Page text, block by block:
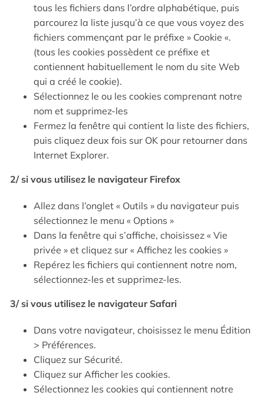
tous les fichiers dans l’ordre alphabétique, puis
parcourez la liste jusqu’à ce que vous voyez des
fichiers commençant par le préfixe » Cookie «.
(tous les cookies possèdent ce préfixe et
contiennent habituellement le nom du site Web
qui a créé le cookie).
Sélectionnez le ou les cookies comprenant notre
nom et supprimez-les
Fermez la fenêtre qui contient la liste des fichiers,
puis cliquez deux fois sur OK pour retourner dans
Internet Explorer.
2/ si vous utilisez le navigateur Firefox
Allez dans l’onglet « Outils » du navigateur puis
sélectionnez le menu « Options »
Dans la fenêtre qui s’affiche, choisissez « Vie
privée » et cliquez sur « Affichez les cookies »
Repérez les fichiers qui contiennent notre nom,
sélectionnez-les et supprimez-les.
3/ si vous utilisez le navigateur Safari
Dans votre navigateur, choisissez le menu Édition
> Préférences.
Cliquez sur Sécurité.
Cliquez sur Afficher les cookies.
Sélectionnez les cookies qui contiennent notre